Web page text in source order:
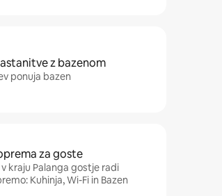
z bazenom
ponuja bazen
za goste
kraju Palanga gostje radi
Kuhinja, Wi-Fi in Bazen